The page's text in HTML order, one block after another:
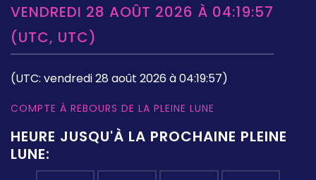
VENDREDI 28 AOÛT 2026 À 04:19:57
(UTC, UTC)
(UTC: vendredi 28 août 2026 à 04:19:57)
COMPTE À REBOURS DE LA PLEINE LUNE
HEURE JUSQU'À LA PROCHAINE PLEINE
LUNE: